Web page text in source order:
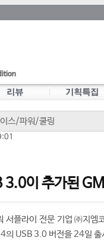
스/파워/쿨링
3.0이 추가된
서플라이 전문 기업 ㈜지
USB 3.0 버전을 24일 출